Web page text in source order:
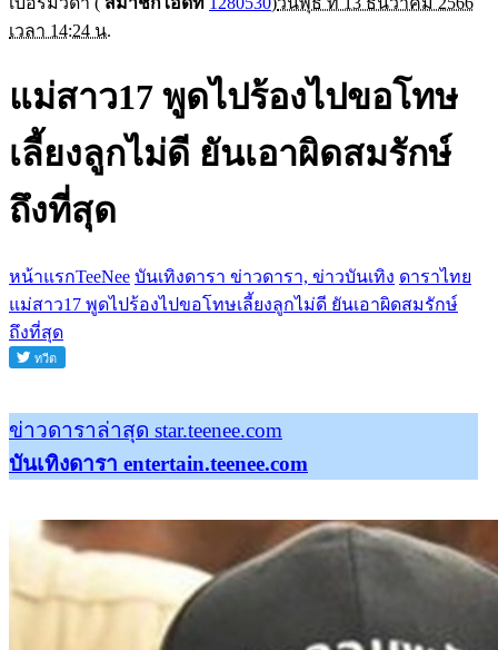
เวลา 14:24 น.
แม่สาว17 พูดไปร้องไปขอโทษ
เลี้ยงลูกไม่ดี ยันเอาผิดสมรักษ์
ถึงที่สุด
หน้าแรกTeeNee บันเทิงดารา ข่าวดารา, ข่าวบันเทิง ดาราไทย
แม่สาว17 พูดไปร้องไปขอโทษเลี้ยงลูกไม่ดี ยันเอาผิดสมรักษ์
ถึงที่สุด
ข่าวดาราล่าสุด star.teenee.com
บันเทิงดารา entertain.teenee.com